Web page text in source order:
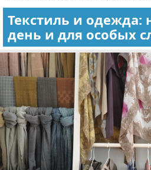
Текстиль и
день и для особых